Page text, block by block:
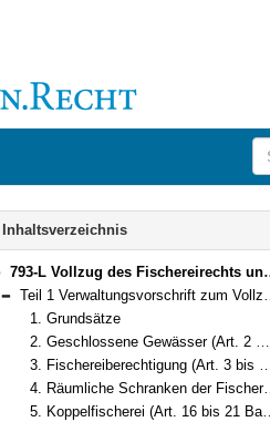
Navigation
Inhaltsverzeichnis
Bereich reduzieren
793-L Vollzug des Fischereirechts und Förderung der Fischerei Bekanntmachung des Bayerischen Staatsministeriums für Ernährung, Landwirtschaft, Forsten und Tourismus vom 4. Februar 2025, Az. Z-7971-1/38 (BayMBl. Nr. 89 )
Bereich reduzieren
Teil 1 Verwaltungsvorschrift zum Vollzug fischereirechtlicher Bestimmungen (VwVFiR)Az. Z5-7971.1-1/18
1. Grundsätze
2. Geschlossene Gewässer (Art. 2 BayFiG)
3. Fischereiberechtigung (Art. 3 bis 11 BayFiG)
4. Räumliche Schranken der Fischereiausübung (Art. 12 bis 15 BayFiG)
5. Koppelfischerei (Art. 16 bis 21 BayFiG)